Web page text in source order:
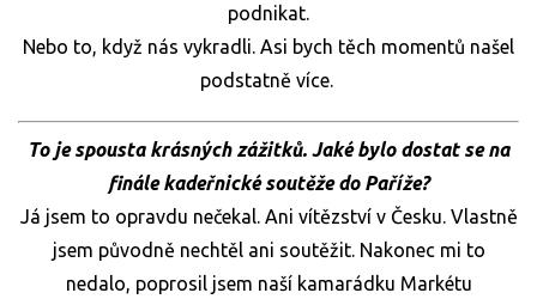
podnikat.
Nebo to, když nás vykradli. Asi bych těch momentů našel
podstatně více.
To je spousta krásných zážitků. Jaké bylo dostat se na
finále kadeřnické soutěže do Paříže?
Já jsem to opravdu nečekal. Ani vítězství v Česku. Vlastně
jsem původně nechtěl ani soutěžit. Nakonec mi to
nedalo, poprosil jsem naší kamarádku Markétu